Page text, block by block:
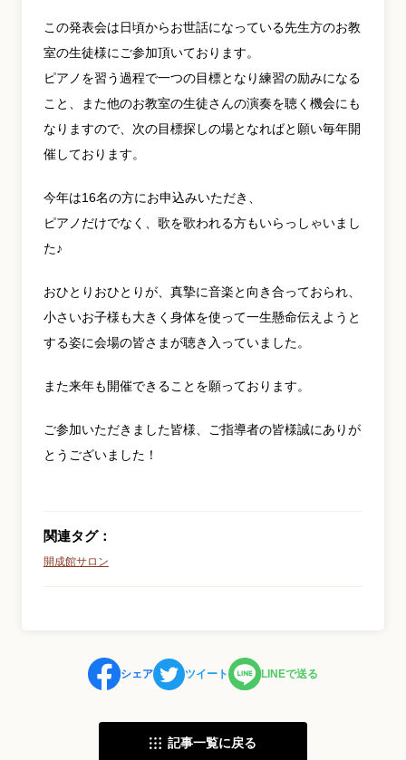
YouTube 公式チャンネル
三木楽器 開成館
ピアノ弾き比べ、過去のコンサートな
ど動画で発信中！
この発表会は日頃からお世話になっている先生方のお教
室の生徒様にご参加頂いております。
ピアノを習う過程で一つの目標となり練習の励みになる
こと、また他のお教室の生徒さんの演奏を聴く機会にも
なりますので、次の目標探しの場となればと願い毎年開
催しております。
今年は16名の方にお申込みいただき、
ピアノだけでなく、歌を歌われる方もいらっしゃいまし
た♪
おひとりおひとりが、真摯に音楽と向き合っておられ、
小さいお子様も大きく身体を使って一生懸命伝えようと
する姿に会場の皆さまが聴き入っていました。
また来年も開催できることを願っております。
ご参加いただきました皆様、ご指導者の皆様誠にありが
とうございました！
関連タグ：
開成館サロン
シェア ツイート LINEで送る
記事一覧に戻る